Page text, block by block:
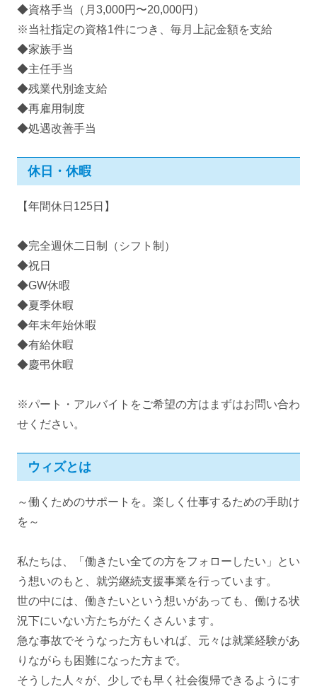
◆資格手当（月3,000円〜20,000円）
※当社指定の資格1件につき、毎月上記金額を支給
◆家族手当
◆主任手当
◆残業代別途支給
◆再雇用制度
◆処遇改善手当
休日・休暇
【年間休日125日】
◆完全週休二日制（シフト制）
◆祝日
◆GW休暇
◆夏季休暇
◆年末年始休暇
◆有給休暇
◆慶弔休暇
※パート・アルバイトをご希望の方はまずはお問い合わ
せください。
ウィズとは
～働くためのサポートを。楽しく仕事するための手助け
を～
私たちは、「働きたい全ての方をフォローしたい」とい
う想いのもと、就労継続支援事業を行っています。
世の中には、働きたいという想いがあっても、働ける状
況下にいない方たちがたくさんいます。
急な事故でそうなった方もいれば、元々は就業経験があ
りながらも困難になった方まで。
そうした人々が、少しでも早く社会復帰できるようにす